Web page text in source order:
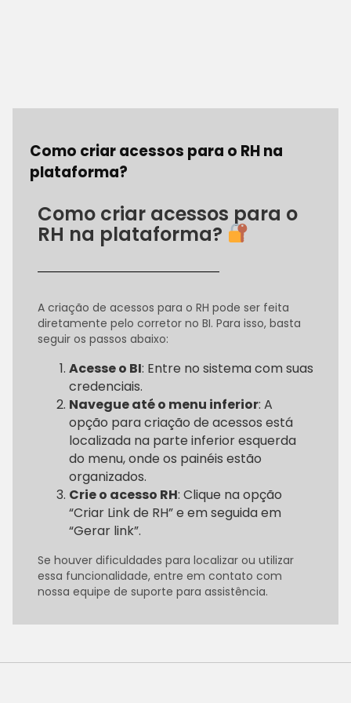
Como criar acessos para o RH na
plataforma?
Como criar acessos para o
RH na plataforma?
A criação de acessos para o RH pode ser feita
diretamente pelo corretor no BI. Para isso, basta
seguir os passos abaixo:
Acesse o BI: Entre no sistema com suas
credenciais.
Navegue até o menu inferior: A
opção para criação de acessos está
localizada na parte inferior esquerda
do menu, onde os painéis estão
organizados.
Crie o acesso RH: Clique na opção
“Criar Link de RH” e em seguida em
“Gerar link”.
Se houver dificuldades para localizar ou utilizar
essa funcionalidade, entre em contato com
nossa equipe de suporte para assistência.